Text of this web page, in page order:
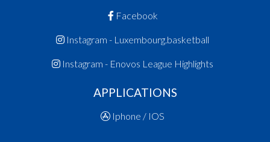
Facebook
Instagram - Luxembourg.basketball
Instagram - Enovos League Highlights
APPLICATIONS
Iphone / IOS